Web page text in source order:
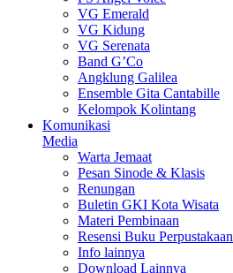
VG Emerald
VG Kidung
VG Serenata
Band G’Co
Angklung Galilea
Ensemble Gita Cantabille
Kelompok Kolintang
Komunikasi
Media
Warta Jemaat
Pesan Sinode & Klasis
Renungan
Buletin GKI Kota Wisata
Materi Pembinaan
Resensi Buku Perpustakaan
Info lainnya
Download Lainnya